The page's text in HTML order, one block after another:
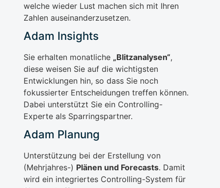
welche wieder Lust machen sich mit Ihren
Zahlen auseinanderzusetzen.
Adam Insights
Sie erhalten monatliche „Blitzanalysen“,
diese weisen Sie auf die wichtigsten
Entwicklungen hin, so dass Sie noch
fokussierter Entscheidungen treffen können.
Dabei unterstützt Sie ein Controlling-
Experte als Sparringspartner.
Adam Planung
Unterstützung bei der Erstellung von
(Mehrjahres-) Plänen und Forecasts. Damit
wird ein integriertes Controlling-System für